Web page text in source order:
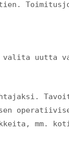
uutta
mm.